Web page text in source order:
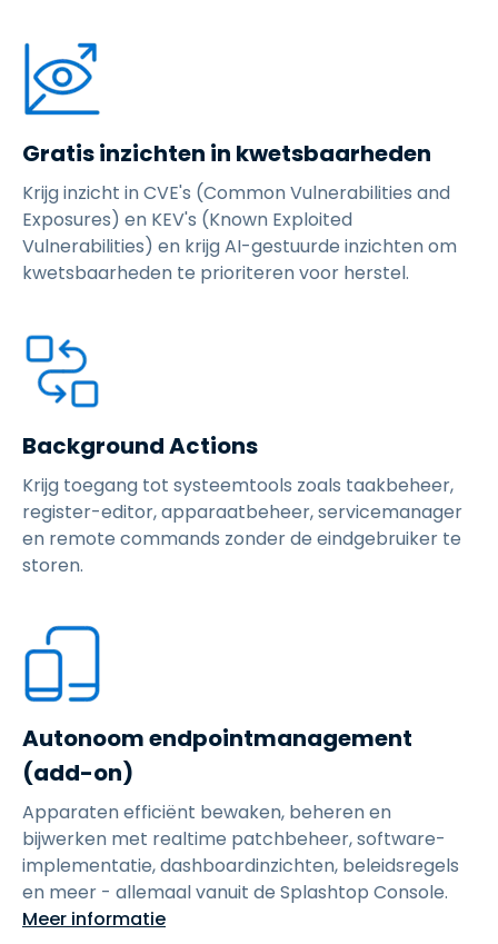
Gratis inzichten in kwetsbaarheden
Krijg inzicht in CVE's (Common Vulnerabilities and
Exposures) en KEV's (Known Exploited
Vulnerabilities) en krijg AI-gestuurde inzichten om
kwetsbaarheden te prioriteren voor herstel.
Background Actions
Krijg toegang tot systeemtools zoals taakbeheer,
register-editor, apparaatbeheer, servicemanager
en remote commands zonder de eindgebruiker te
storen.
Autonoom endpointmanagement
(add-on)
Apparaten efficiënt bewaken, beheren en
bijwerken met realtime patchbeheer, software-
implementatie, dashboardinzichten, beleidsregels
en meer - allemaal vanuit de Splashtop Console.
Meer informatie